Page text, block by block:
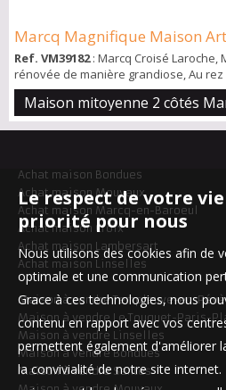
Marcq Magnifique Maison
Ref. VM39182: Marcq Croisé Laroche,
rénovée de manière grandiose, Au
voitures adapté véhicules électriques,
Accès Grande Cave. Au 1er étage,
Cuisine équipée, grande terrasse
Maison mitoyenne 2 côtés
Achat maison Bondues
Achat maison Mouvaux
Achat maison Marcq-en-Baroeul
Achat maison Croix
Achat maison Lambersart
Achat maison Linselles
Maison à vendre Templeuve-en-
Maison à vendre Le Touquet-Paris-
Maison à vendre Linselles
Maison à vendre Bondues
Maison à vendre Santes
Le respect de votre
priorité pour nous
Nous utilisons des cookies afin de
optimale et une communication
Grace à ces technologies, nous
contenu en rapport avec vos
permettent également d'améliorer
la convivialité de notre site